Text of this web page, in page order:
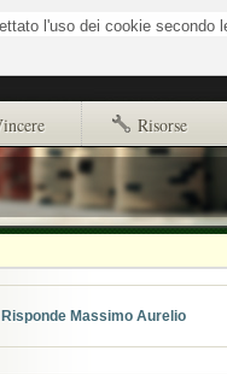
Risorse
Primi passi
Copyright e disclaimer
ads.txt
l'uso dei cookie secondo
Risponde Massimo Aurelio